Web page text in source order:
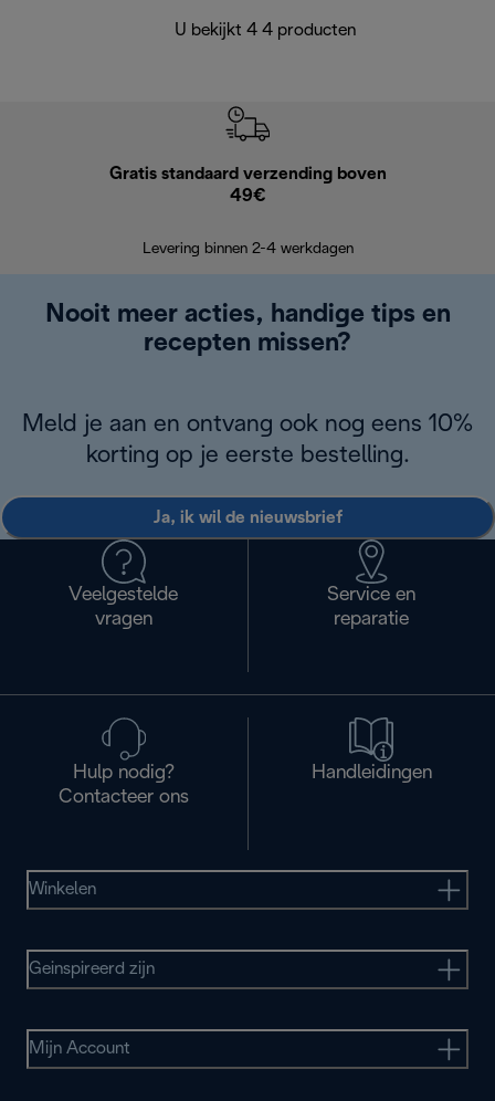
U bekijkt 4 4 producten
Gratis standaard verzending boven
49€
Levering binnen 2-4 werkdagen
Nooit meer acties, handige tips en
recepten missen?
Meld je aan en ontvang ook nog eens 10%
korting op je eerste bestelling.
Ja, ik wil de nieuwsbrief
Veelgestelde
vragen
Service en
reparatie
Hulp nodig?
Contacteer ons
Handleidingen
Winkelen
Geinspireerd zijn
Mijn Account